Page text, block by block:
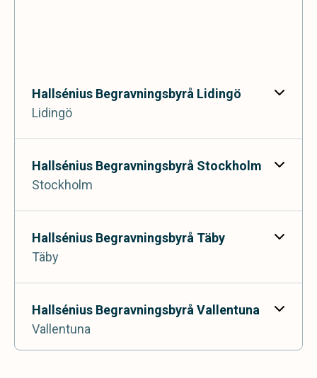
Hallsénius Begravningsbyrå Lidingö
Lidingö
Stockholmsvägen 46,
Hallsénius Begravningsbyrå Stockholm
Stockholm
Odengatan 102,
Hallsénius Begravningsbyrå Täby
Täby
Biblioteksgången 2,
Hallsénius Begravningsbyrå Vallentuna
Vallentuna